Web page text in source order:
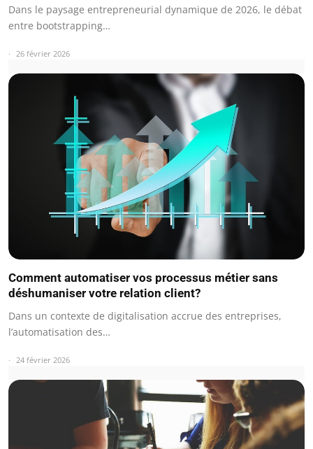
Dans le paysage entrepreneurial dynamique de 2026, le débat
entre bootstrapping…
26 février 2026
Comment automatiser vos processus métier sans
déshumaniser votre relation client?
Dans un contexte de digitalisation accrue des entreprises,
l’automatisation des…
24 février 2026